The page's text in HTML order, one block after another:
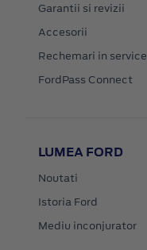
Garantii si revizii
Accesorii
Rechemari in service
FordPass Connect
LUMEA FORD
Noutati
Istoria Ford
Mediu inconjurator